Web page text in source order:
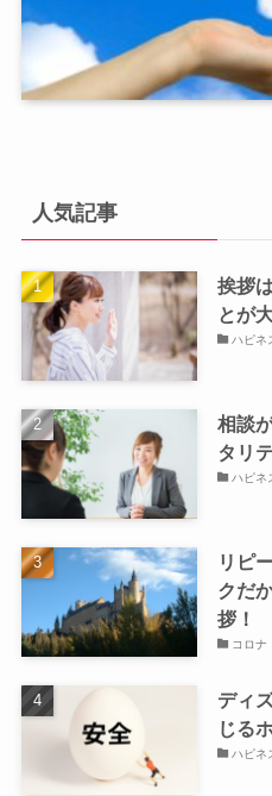
人気記事
挨拶
とが
ハピネ
相談
タリ
ハピネ
リピ
クだ
拶！
コロナ
ディ
じる
ハピネ